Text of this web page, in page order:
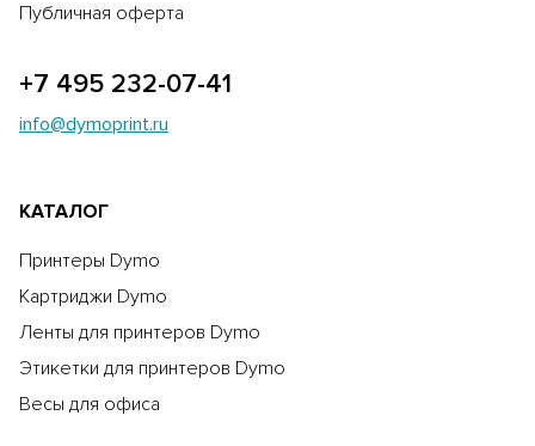
Публичная оферта
+7 495 232-07-41
info@dymoprint.ru
КАТАЛОГ
Принтеры Dymo
Картриджи Dymo
Ленты для принтеров Dymo
Этикетки для принтеров Dymo
Весы для офиса